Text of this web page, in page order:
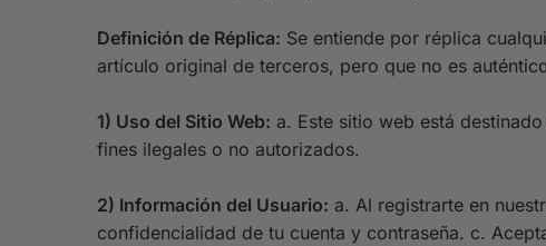
Definición de Réplica: Se entiende por réplica
artículo original de terceros, pero que no es
1) Uso del Sitio Web: a. Este sitio web está
fines ilegales o no autorizados.
2) Información del Usuario: a. Al registrarte en
confidencialidad de tu cuenta y contraseña. c.